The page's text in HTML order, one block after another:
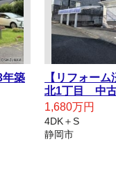
築
【リフォー
北1丁目 中
1,680万円
4DK＋S
静岡市